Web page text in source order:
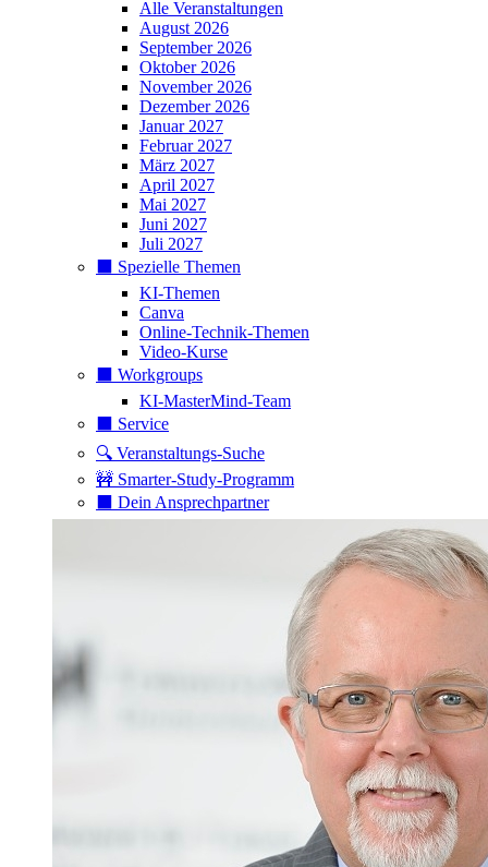
Alle Veranstaltungen
August 2026
September 2026
Oktober 2026
November 2026
Dezember 2026
Januar 2027
Februar 2027
März 2027
April 2027
Mai 2027
Juni 2027
Juli 2027
⬛️ Spezielle Themen
KI-Themen
Canva
Online-Technik-Themen
Video-Kurse
⬛️ Workgroups
KI-MasterMind-Team
⬛️ Service
🔍 Veranstaltungs-Suche
🚧 Smarter-Study-Programm
⬛️ Dein Ansprechpartner